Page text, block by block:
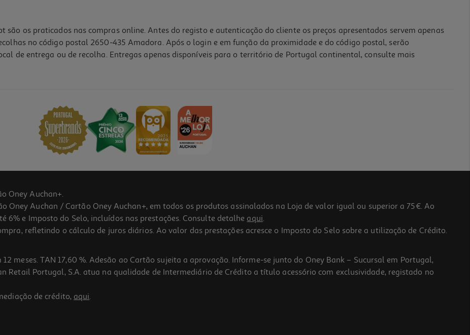
são os praticados nas compras online. Antes do registo e autenticação do cliente os preços apresentados servem apenas
no código postal 2650-435 Amadora. Após o login e em função da proximidade e do código postal, serão
de entrega ou de recolha. Entregas apenas disponíveis para o território de Portugal continental, consulte mais
Oney Auchan+.
Oney Auchan / Cartão Oney Auchan+, em todos os produtos assinalados na Loja de valor igual ou superior a 75€. Ao
6% e Imposto do Selo, incluídos nas prestações. Consulte detalhe aqui.
refletindo o cálculo de juros diários. Ao valor das prestações acresce o Imposto do Selo sobre a utilização de Crédito.
meses. TAN 17,60 %. Adesão ao Cartão sujeita a aprovação. Informe-se junto do Oney Bank – Sucursal em Portugal,
Retail Portugal, S.A. atua na qualidade de Intermediário de Crédito a título acessório com exclusividade, registado no
de crédito, aqui.